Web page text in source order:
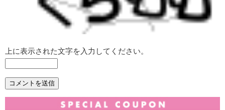
上に表示された文字を入力してください。